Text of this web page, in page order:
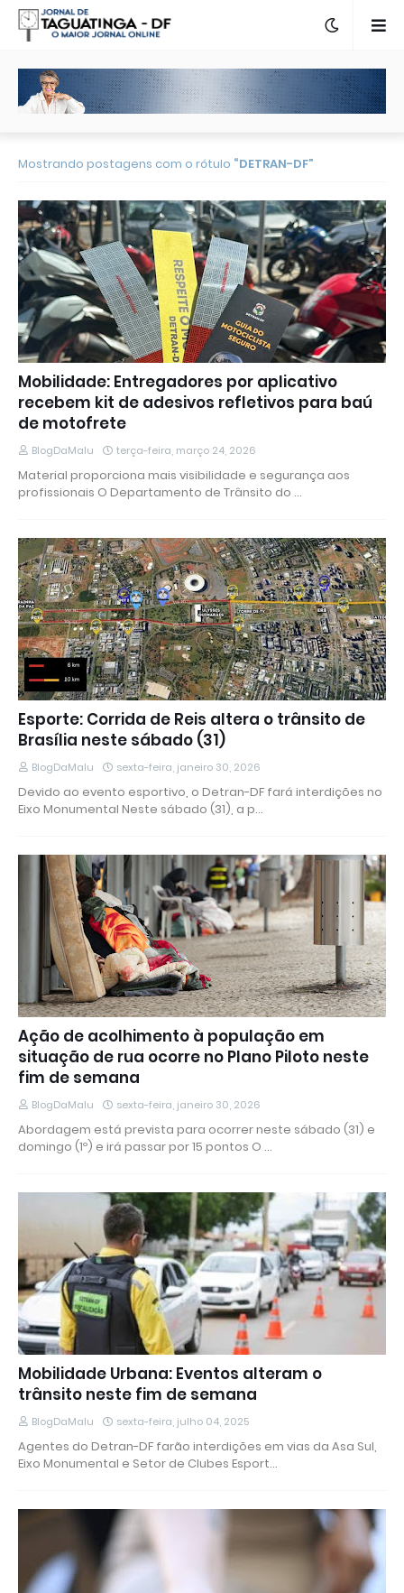
Mostrando postagens com o rótulo DETRAN-DF
Mobilidade: Entregadores por aplicativo
recebem kit de adesivos refletivos para baú
de motofrete
BlogDaMalu terça-feira, março 24, 2026
Material proporciona mais visibilidade e segurança aos
profissionais O Departamento de Trânsito do …
Esporte: Corrida de Reis altera o trânsito de
Brasília neste sábado (31)
BlogDaMalu sexta-feira, janeiro 30, 2026
Devido ao evento esportivo, o Detran-DF fará interdições no
Eixo Monumental Neste sábado (31), a p…
Ação de acolhimento à população em
situação de rua ocorre no Plano Piloto neste
fim de semana
BlogDaMalu sexta-feira, janeiro 30, 2026
Abordagem está prevista para ocorrer neste sábado (31) e
domingo (1º) e irá passar por 15 pontos O …
Mobilidade Urbana: Eventos alteram o
trânsito neste fim de semana
BlogDaMalu sexta-feira, julho 04, 2025
Agentes do Detran-DF farão interdições em vias da Asa Sul,
Eixo Monumental e Setor de Clubes Esport…